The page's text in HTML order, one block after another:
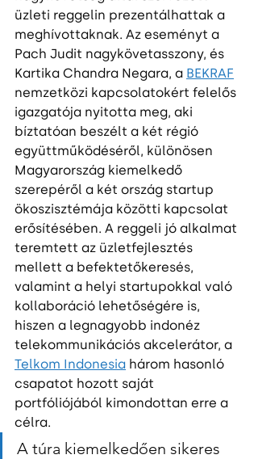
üzleti reggelin prezentálhattak a
meghívottaknak. Az eseményt a
Pach Judit nagykövetasszony, és
Kartika Chandra Negara, a BEKRAF
nemzetközi kapcsolatokért felelős
igazgatója nyitotta meg, aki
bíztatóan beszélt a két régió
együttműködéséről, különösen
Magyarország kiemelkedő
szerepéről a két ország startup
ökoszisztémája közötti kapcsolat
erősítésében. A reggeli jó alkalmat
teremtett az üzletfejlesztés
mellett a befektetőkeresés,
valamint a helyi startupokkal való
kollaboráció lehetőségére is,
hiszen a legnagyobb indonéz
telekommunikációs akcelerátor, a
Telkom Indonesia három hasonló
csapatot hozott saját
portfóliójából kimondottan erre a
célra.
A túra kiemelkedően sikeres